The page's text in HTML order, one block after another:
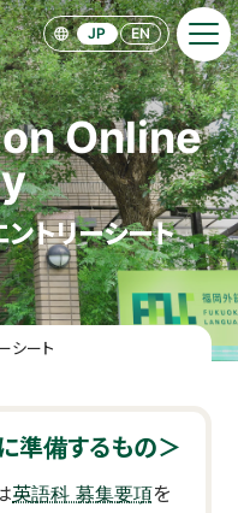
JP EN
Online
トリーシート
シート
準備するもの＞
英語科 募集要項を